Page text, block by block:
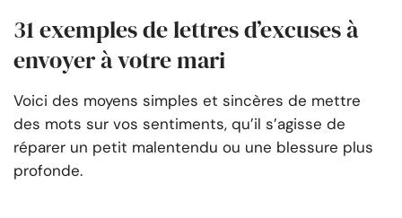
31 exemples de lettres d’excuses à
envoyer à votre mari
Voici des moyens simples et sincères de mettre
des mots sur vos sentiments, qu’il s’agisse de
réparer un petit malentendu ou une blessure plus
profonde.